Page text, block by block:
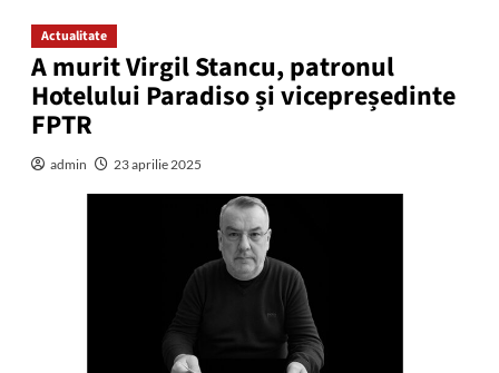
Actualitate
A murit Virgil Stancu, patronul
Hotelului Paradiso și vicepreședinte
FPTR
admin 23 aprilie 2025